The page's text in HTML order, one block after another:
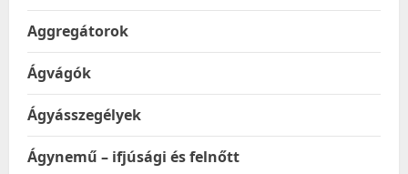
Aggregátorok
Ágvágók
Ágyásszegélyek
Ágynemű – ifjúsági és felnőtt